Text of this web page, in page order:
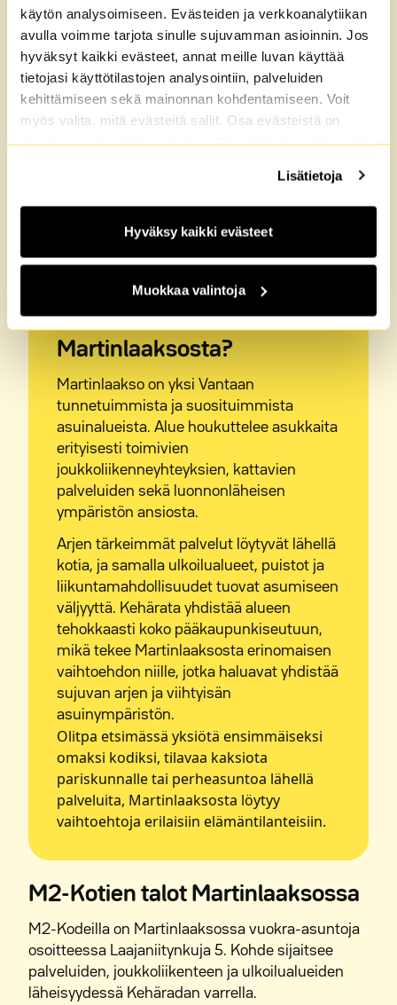
käytön analysoimiseen. Evästeiden ja verkkoanalytiikan
avulla voimme tarjota sinulle sujuvamman asioinnin. Jos
hyväksyt kaikki evästeet, annat meille luvan käyttää
tietojasi käyttötilastojen analysointiin, palveluiden
kehittämiseen sekä mainonnan kohdentamiseen. Voit
myös valita, mitä evästeitä sallit. Osa evästeistä on
sivustomme luotettavan ja turvallisen toiminnan kannalta
Lisätietoja
Hyväksy kaikki evästeet
Muokkaa valintoja
Miksi valita vuokra-asunto
Martinlaaksosta?
Martinlaakso on yksi Vantaan
tunnetuimmista ja suosituimmista
asuinalueista. Alue houkuttelee asukkaita
erityisesti toimivien
joukkoliikenneyhteyksien, kattavien
palveluiden sekä luonnonläheisen
ympäristön ansiosta.
Arjen tärkeimmät palvelut löytyvät lähellä
kotia, ja samalla ulkoilualueet, puistot ja
liikuntamahdollisuudet tuovat asumiseen
väljyyttä. Kehärata yhdistää alueen
tehokkaasti koko pääkaupunkiseutuun,
mikä tekee Martinlaaksosta erinomaisen
vaihtoehdon niille, jotka haluavat yhdistää
sujuvan arjen ja viihtyisän
asuinympäristön.
Olitpa etsimässä yksiötä ensimmäiseksi
omaksi kodiksi, tilavaa kaksiota
pariskunnalle tai perheasuntoa lähellä
palveluita, Martinlaaksosta löytyy
vaihtoehtoja erilaisiin elämäntilanteisiin.
M2-Kotien talot Martinlaaksossa
M2-Kodeilla on Martinlaaksossa vuokra-asuntoja
osoitteessa Laajaniitynkuja 5. Kohde sijaitsee
palveluiden, joukkoliikenteen ja ulkoilualueiden
läheisyydessä Kehäradan varrella.